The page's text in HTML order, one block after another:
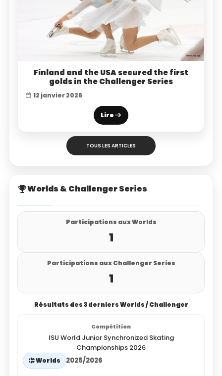
Finland and the USA secured the first
golds in the Challenger Series
12 janvier 2026
Lire
TOUS LES ARTICLES
Worlds & Challenger Series
Participations aux Worlds
1
Participations aux Challenger Series
1
Résultats des 3 derniers Worlds / Challenger
ISU World Junior Synchronized Skating
Championships 2026
Worlds 2025/2026